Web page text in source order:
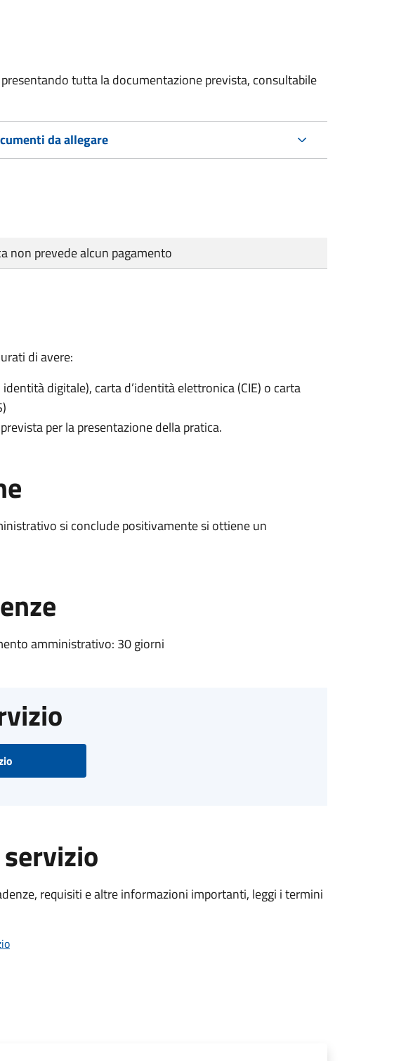
tutta la documentazione prevista, consultabile
da allegare
non prevede alcun pagamento
di avere:
digitale), carta d’identità elettronica (CIE) o carta
per la presentazione della pratica.
si conclude positivamente si ottiene un
amministrativo: 30 giorni
requisiti e altre informazioni importanti, leggi i termini